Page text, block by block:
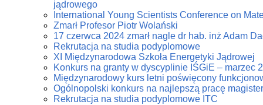
jądrowego
International Young Scientists Conference on
Zmarł Profesor Piotr Wolański
17 czerwca 2024 zmarł nagle dr hab. inż Adam
Rekrutacja na studia podyplomowe
XI Międzynarodowa Szkoła Energetyki Jądrowej
Konkurs na granty w dyscyplinie IŚGiE – marzec
Międzynarodowy kurs letni poświęcony
Ogólnopolski konkurs na najlepszą pracę
Rekrutacja na studia podyplomowe ITC